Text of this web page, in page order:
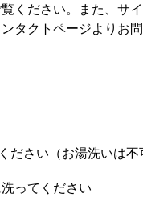
ください。また、サ
タクトページよりお
さい（お湯洗いは不
ってください